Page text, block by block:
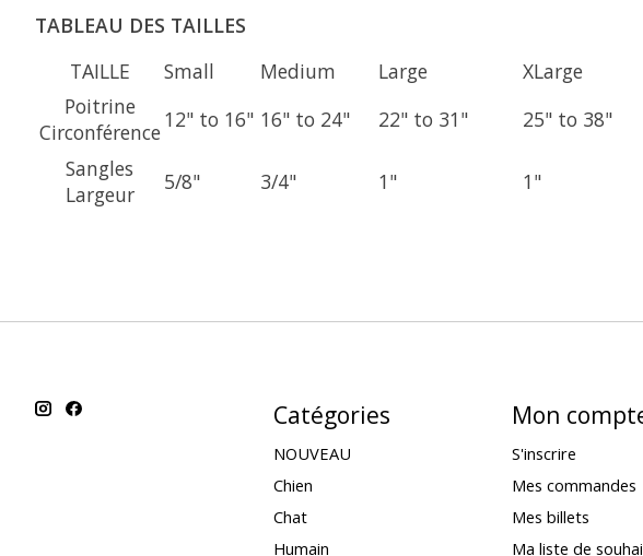
TABLEAU DES TAILLES
TAILLE
Small Medium Large
XLarge
Poitrine
Circonférence12" to 16" 16" to 24" 22" to 31"
25" to 38"
Sangles
Largeur
5/8" 3/4" 1" 1"
Catégories
NOUVEAU
Chien
Chat
Humain
Mon
S'inscrire
Mes commandes
Mes billets
Ma liste de